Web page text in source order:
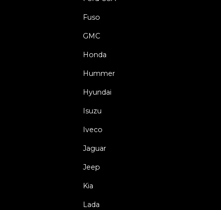
Fuso
GMC
Honda
Hummer
Hyundai
Isuzu
Iveco
Jaguar
Jeep
Kia
Lada